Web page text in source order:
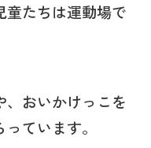
童たちは運動場で
おいかけっこを
ています。